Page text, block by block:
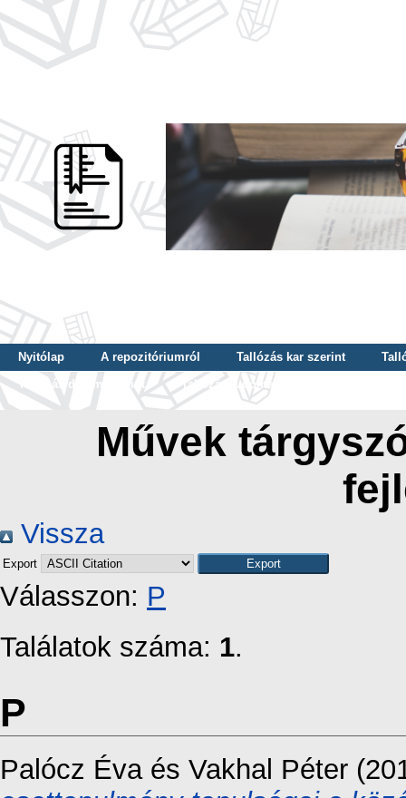
Nyitólap A repozitóriumról Tallózás kar szerint
Tallózás dátum szerint
Tallózás tudományterület szerint
Művek
Vissza
Export
Válasszon: P
Találatok száma: 1.
P
Palócz Évaés Vakhal Péter